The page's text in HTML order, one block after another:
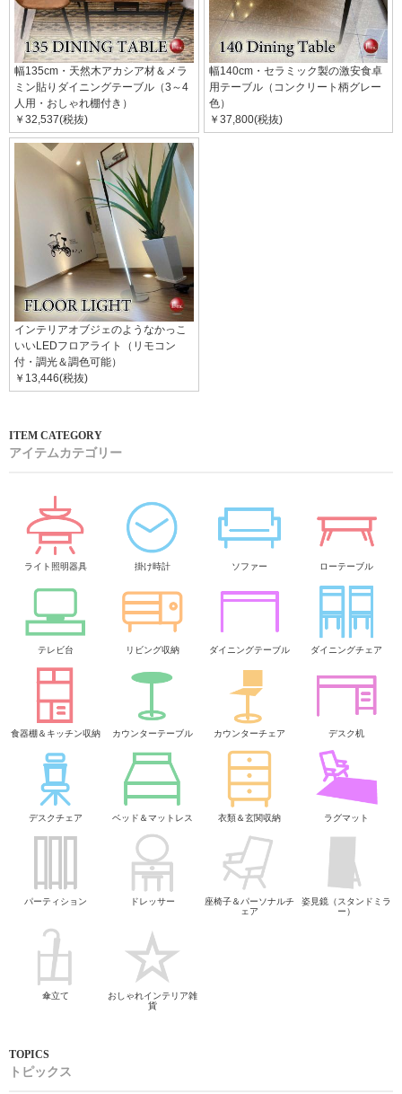
幅135cm・天然木アカシア材＆メラ
ミン貼りダイニングテーブル（3～4
人用・おしゃれ棚付き）
￥32,537(税抜)
幅140cm・セラミック製の激安食卓
用テーブル（コンクリート柄グレー
色）
￥37,800(税抜)
インテリアオブジェのようなかっこ
いいLEDフロアライト（リモコン
付・調光＆調色可能）
￥13,446(税抜)
アイテムカテゴリー
ライト照明器具 掛け時計 ソファー ローテーブル
テレビ台 リビング収納 ダイニングテーブル ダイニングチェア
食器棚＆キッチン収納 カウンターテーブル カウンターチェア デスク机
デスクチェア ベッド＆マットレス 衣類＆玄関収納 ラグマット
パーティション ドレッサー
座椅子＆パーソナルチ
ェア
姿見鏡（スタンドミラ
ー）
傘立て
おしゃれインテリア雑
貨
トピックス